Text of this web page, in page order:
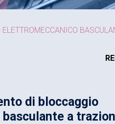
di bloccaggio
a